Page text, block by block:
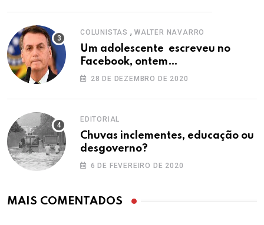
COLUNISTAS , WALTER NAVARRO
Um adolescente escreveu no
Facebook, ontem…
28 DE DEZEMBRO DE 2020
EDITORIAL
Chuvas inclementes, educação ou
desgoverno?
6 DE FEVEREIRO DE 2020
MAIS COMENTADOS